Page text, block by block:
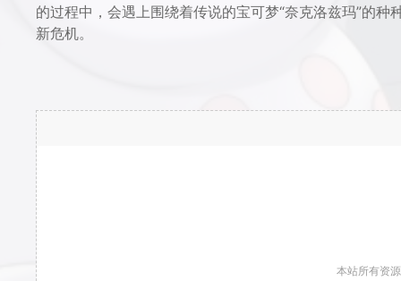
的过程中，会遇上围绕着传说的宝可梦“奈克洛兹玛”的
新危机。
本站所有资